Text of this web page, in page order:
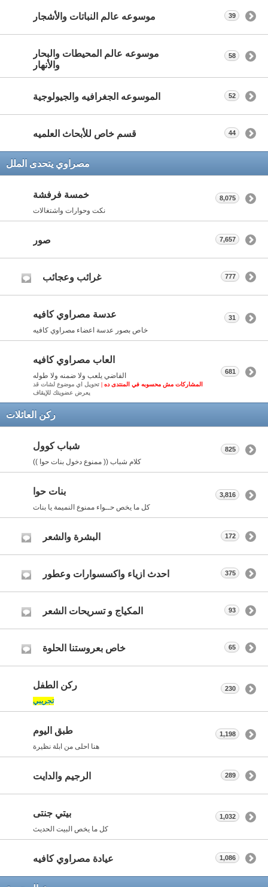
موسوعه عالم النباتات والأشجار 39
موسوعه عالم المحيطات والبحار
والأنهار
58
الموسوعه الجغرافيه والجيولوجية 52
قسم خاص للأبحاث العلميه 44
مصراوي يتحدى الملل
خمسة فرفشة
نكت وحوارات واشتغالات
8,075
صور 7,657
غرائب وعجائب 777
عدسة مصراوي كافيه
خاص بصور عدسة اعضاء مصراوي كافيه
31
العاب مصراوي كافيه
الفاضي يلعب ولا ضمنه ولا طوله
المشاركات مش محسوبه في المنتدى ده | تحويل اي موضوع لشات قد
يعرض عضويتك للإيقاف
681
ركن العائلات
شباب كوول
كلام شباب (( ممنوع دخول بنات حوا ))
825
بنات حوا
كل ما يخص حــواء ممنوع النميمة يا بنات
3,816
البشرة والشعر 172
احدث ازياء واكسسوارات وعطور 375
المكياج و تسريحات الشعر 93
خاص بعروستنا الحلوة 65
ركن الطفل
تجريبي
230
طبق اليوم
هنا احلى من ابلة نظيرة
1,198
الرجيم والدايت 289
بيتي جنتى
كل ما يخص البيت الحديث
1,032
عيادة مصراوي كافيه 1,086